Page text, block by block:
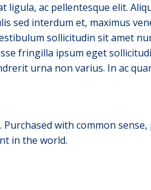
ligula, ac pellentesque elit.
sed interdum et, maximus
sollicitudin sit amet
fringilla ipsum eget
urna non varius. In ac
with common
in the world.